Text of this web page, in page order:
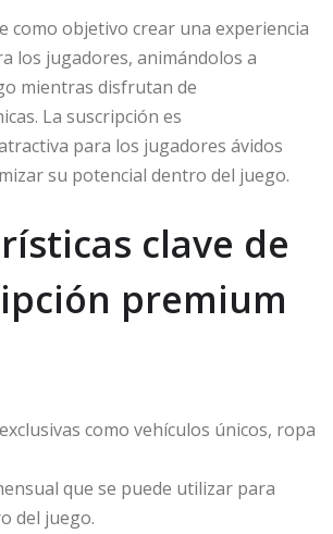
como objetivo crear una experiencia
los jugadores, animándolos a
mientras disfrutan de
La suscripción es
para los jugadores ávidos
su potencial dentro del juego.
clave de
premium
como vehículos únicos, ropa
que se puede utilizar para
del juego.